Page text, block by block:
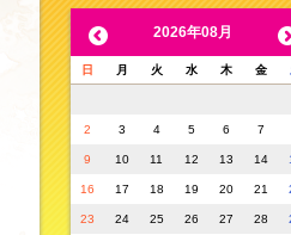
2026年08月
日 月 火 水 木 金
2 3 4 5 6 7
9 10 11 12 13 14
16 17 18 19 20 21
23 24 25 26 27 28